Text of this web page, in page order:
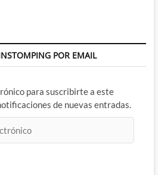
POR EMAIL
para suscribirte a este
de nuevas entradas.